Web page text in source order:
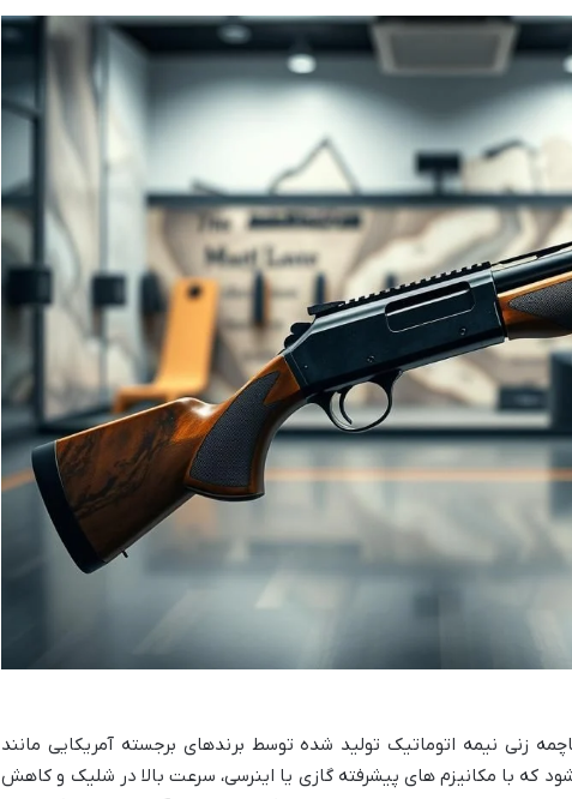
زنی نیمه اتوماتیک تولید شده توسط برندهای برجسته آمریکایی مانند
که با مکانیزم های پیشرفته گازی یا اینرسی، سرعت بالا در شلیک و کاهش